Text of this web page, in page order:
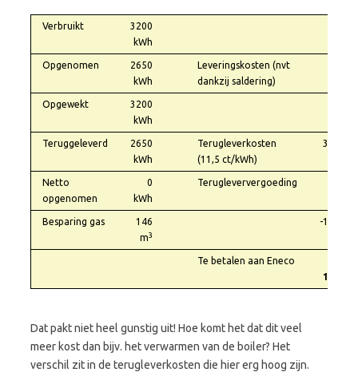
Verbruikt
3200
kWh
Opgenomen
2650
kWh
Leveringskosten (nvt
dankzij saldering)
Opgewekt
3200
kWh
Teruggeleverd
2650
kWh
Terugleverkosten
(11,5 ct/kWh)
304,75
Netto
opgenomen
0
kWh
Terugleververgoeding
Besparing gas
146
m3
-190,00
Te betalen aan Eneco
114,75
Dat pakt niet heel gunstig uit! Hoe komt het dat dit veel
meer kost dan bijv. het verwarmen van de boiler? Het
verschil zit in de terugleverkosten die hier erg hoog zijn.